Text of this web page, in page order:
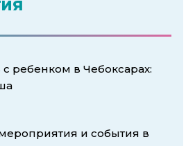
с ребенком в Чебоксарах:
и события в